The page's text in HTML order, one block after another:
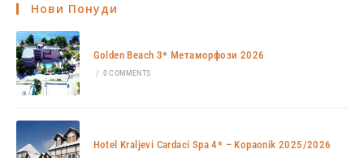
Нови Понуди
Golden Beach 3* Метаморфози 2026
/ 0 COMMENTS
Hotel Kraljevi Cardaci Spa 4* – Kopaonik 2025/2026